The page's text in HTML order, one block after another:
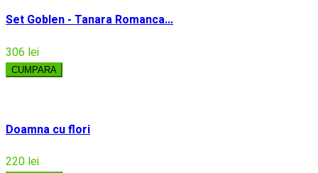
Set Goblen - Tanara Romanca...
306 lei
CUMPARA
Doamna cu flori
220 lei